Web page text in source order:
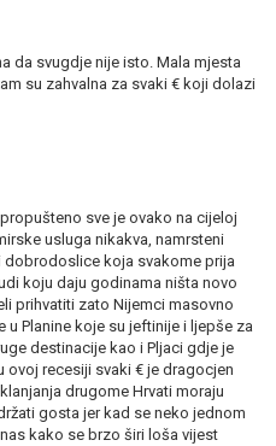
da svugdje nije isto. Mala mjesta
su zahvalna za svaki € koji dolazi
sve je ovako na cijeloj
usluga nikakva, namrsteni
dobrodoslice koja svakome prija
koju daju godinama ništa novo
prihvatiti zato Nijemci masovno
u Planine koje su jeftinije i ljepše za
destinacije kao i Pljaci gdje je
recesiji svaki € je dragocjen
drugome Hrvati moraju
gosta jer kad se neko jednom
kako se brzo širi loša vijest